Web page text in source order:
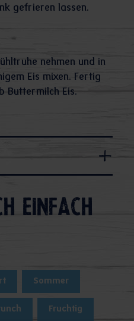
gefrieren lassen.
nehmen und in
Eis mixen. Fertig
Buttermilch Eis.
einfach
Sommer
Fruchtig